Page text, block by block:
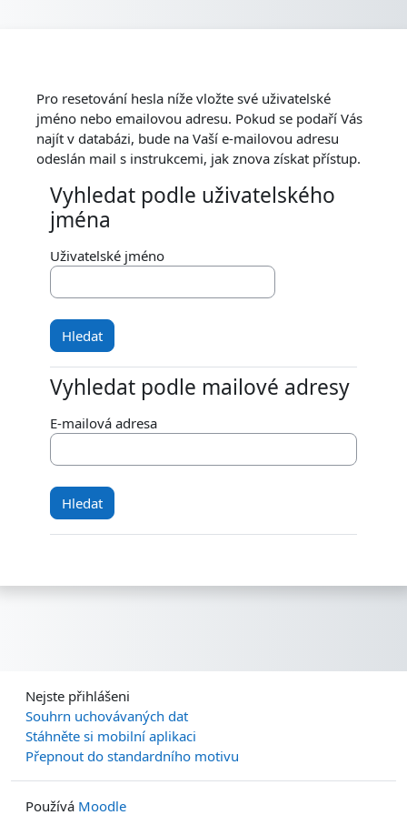
Pro resetování hesla níže vložte své uživatelské
jméno nebo emailovou adresu. Pokud se podaří Vás
najít v databázi, bude na Vaší e-mailovou adresu
odeslán mail s instrukcemi, jak znova získat přístup.
Vyhledat podle uživatelského jména
Vyhledat podle uživatelského
jména
Uživatelské jméno
Vyhledat podle mailové adresy
Vyhledat podle mailové adresy
E-mailová adresa
Nejste přihlášeni
Souhrn uchovávaných dat
Stáhněte si mobilní aplikaci
Přepnout do standardního motivu
Používá Moodle